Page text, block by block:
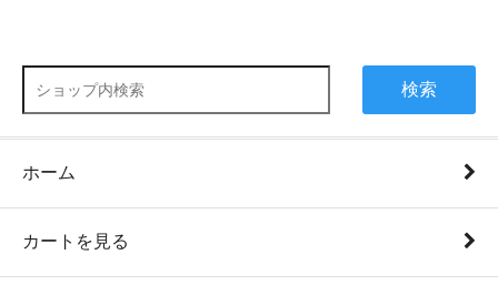
検索
ホーム
カートを見る